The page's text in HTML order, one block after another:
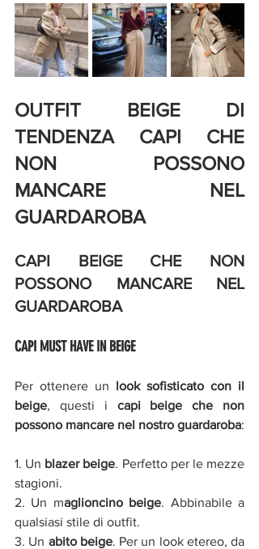
OUTFIT BEIGE DI
TENDENZA CAPI CHE
NON POSSONO
MANCARE NEL
GUARDAROBA
CAPI BEIGE CHE NON
POSSONO MANCARE NEL
GUARDAROBA
CAPI MUST HAVE IN BEIGE
Per ottenere un look sofisticato con il
beige, questi i capi beige che non
possono mancare nel nostro guardaroba
1. Un blazer beige. Perfetto per le mezze
stagioni.
2. Un maglioncino beige. Abbinabile a
qualsiasi stile di outfit.
3. Un abito beige. Per un look etereo, da